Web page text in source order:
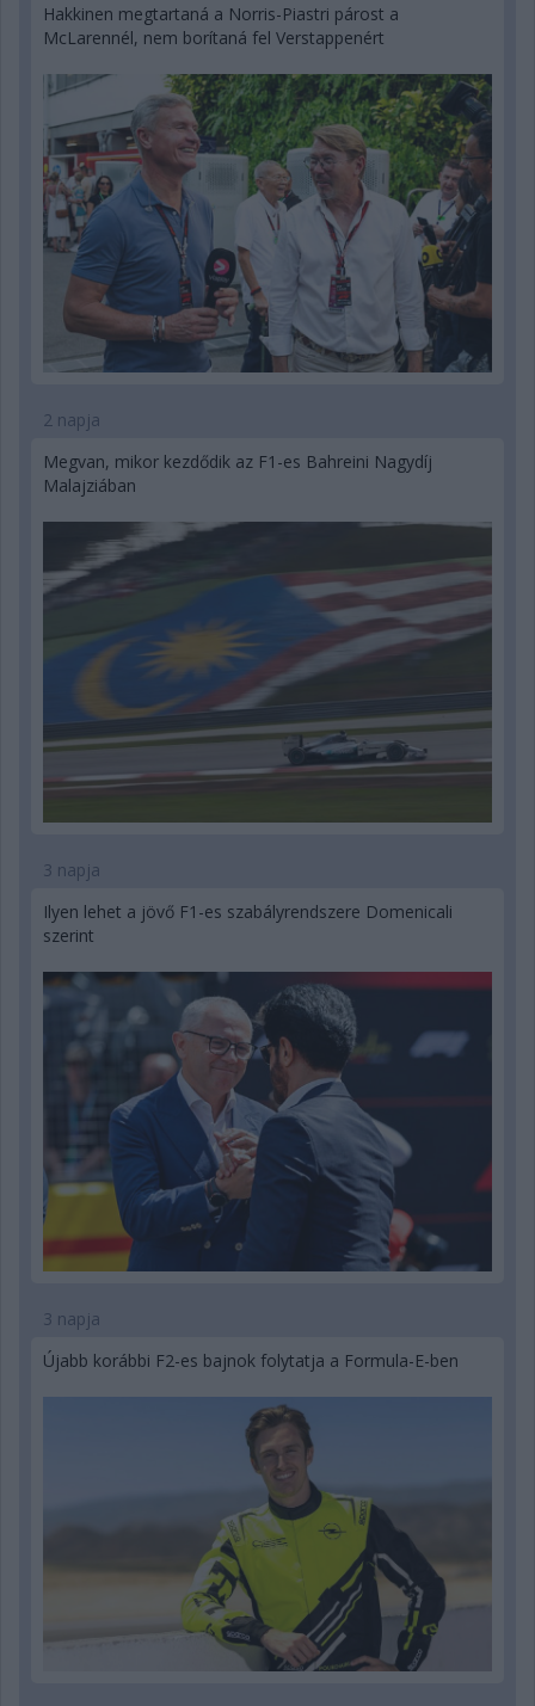
Hakkinen megtartaná a Norris-Piastri párost a
McLarennél, nem borítaná fel Verstappenért
2 napja
Megvan, mikor kezdődik az F1-es Bahreini Nagydíj
Malajziában
3 napja
Ilyen lehet a jövő F1-es szabályrendszere Domenicali
szerint
3 napja
Újabb korábbi F2-es bajnok folytatja a Formula-E-ben